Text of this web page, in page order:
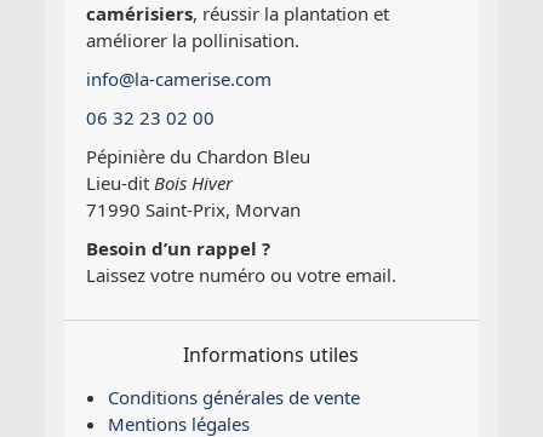
camérisiers, réussir la plantation et
améliorer la pollinisation.
info@la-camerise.com
06 32 23 02 00
Pépinière du Chardon Bleu
Lieu-ditBois Hiver
71990 Saint-Prix, Morvan
Besoin d’un rappel ?
Laissez votre numéro ou votre email.
Informations utiles
Conditions générales de vente
Mentions légales